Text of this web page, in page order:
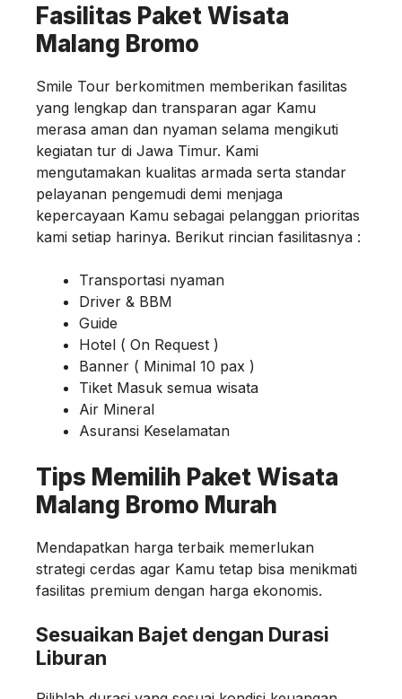
Fasilitas Paket Wisata
Malang Bromo
Smile Tour berkomitmen memberikan fasilitas
yang lengkap dan transparan agar Kamu
merasa aman dan nyaman selama mengikuti
kegiatan tur di Jawa Timur. Kami
mengutamakan kualitas armada serta standar
pelayanan pengemudi demi menjaga
kepercayaan Kamu sebagai pelanggan prioritas
kami setiap harinya. Berikut rincian fasilitasnya :
Transportasi nyaman
Driver & BBM
Guide
Hotel ( On Request )
Banner ( Minimal 10 pax )
Tiket Masuk semua wisata
Air Mineral
Asuransi Keselamatan
Tips Memilih Paket Wisata
Malang Bromo Murah
Mendapatkan harga terbaik memerlukan
strategi cerdas agar Kamu tetap bisa menikmati
fasilitas premium dengan harga ekonomis.
Sesuaikan Bajet dengan Durasi
Liburan